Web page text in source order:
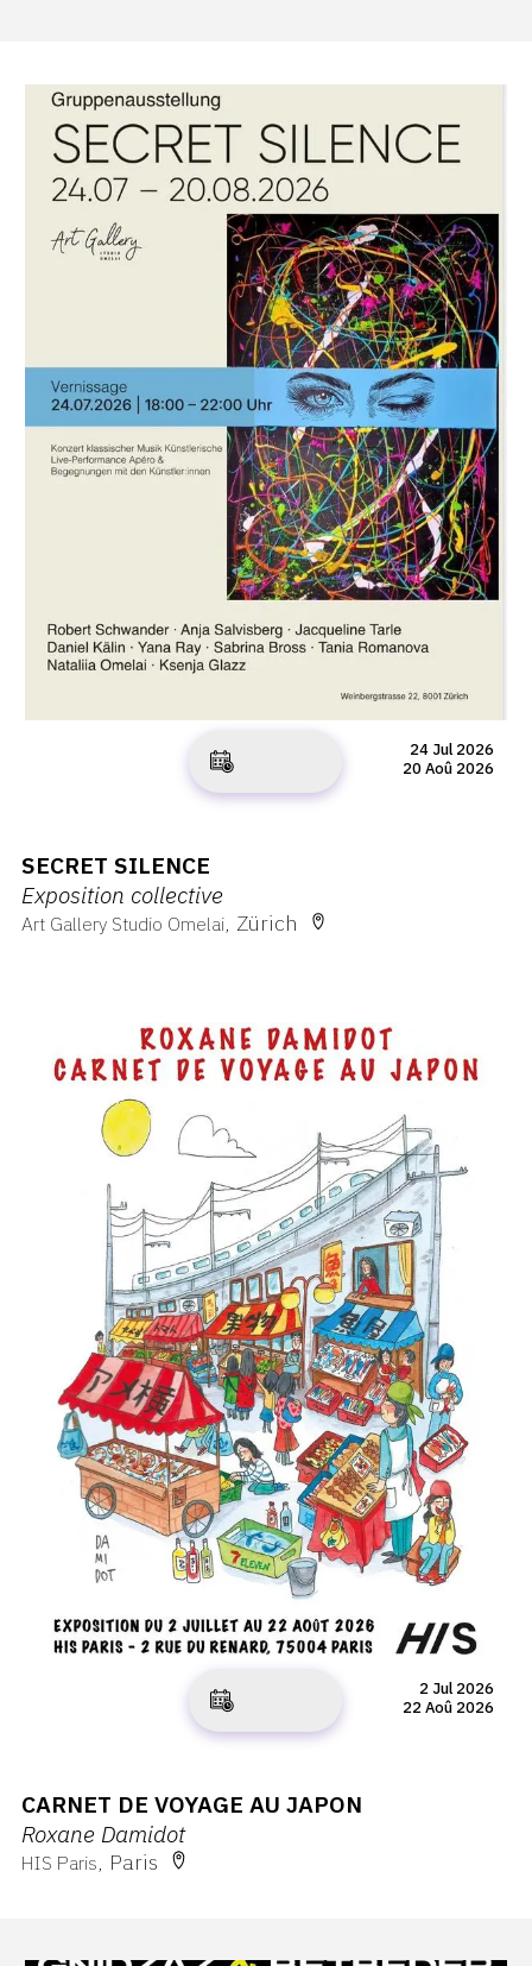
24 Jul 2026
20 Aoû 2026
SECRET SILENCE
Exposition collective
Art Gallery Studio Omelai Zürich
2 Jul 2026
22 Aoû 2026
CARNET DE VOYAGE AU JAPON
Roxane Damidot
HIS Paris Paris